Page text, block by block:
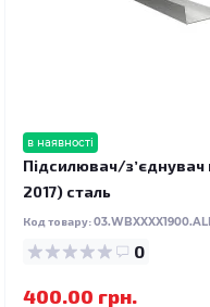
в наявності
Підсилювач/зʼєднувач
2017) сталь
Код товару:
0
400.00 грн.